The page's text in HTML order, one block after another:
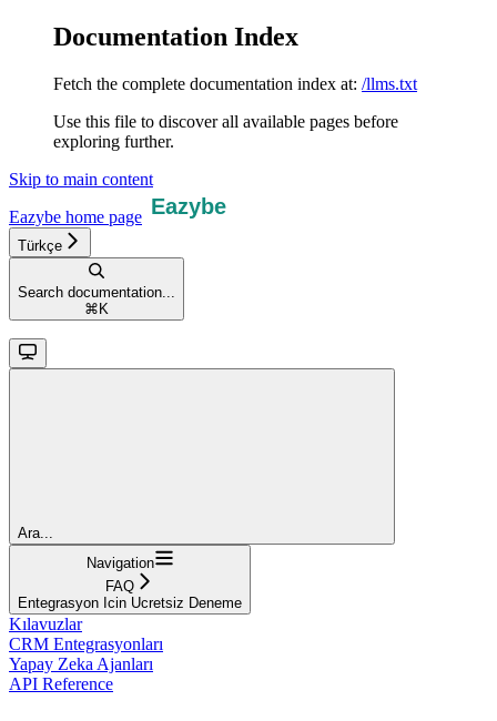
Documentation Index
Fetch the complete documentation index at: /llms.txt
Use this file to discover all available pages before
exploring further.
Skip to main content
Eazybe home page
Türkçe
Search documentation...
⌘ K
Ara...
Navigation
FAQ
Entegrasyon Icin Ucretsiz Deneme
Kılavuzlar
CRM Entegrasyonları
Yapay Zeka Ajanları
API Reference